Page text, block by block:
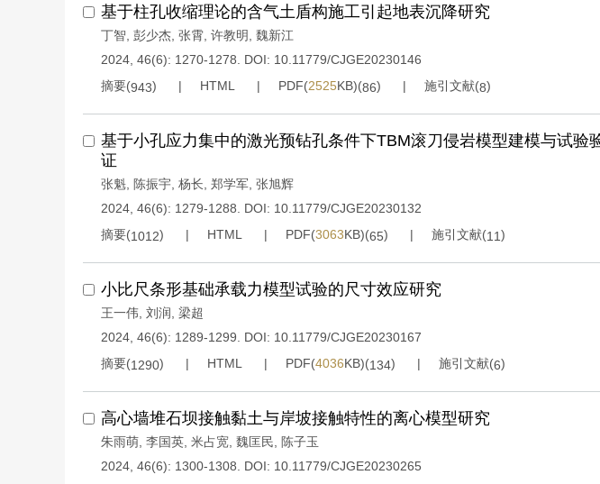
基于柱孔收缩理论的含气土盾构施工引起地表沉降研究
丁智 彭少杰 张霄 许教明
魏新江
2024, 46(6): 1270-1278.
DOI: 10.11779/CJGE20230146
摘要(943) HTML PDF(2525KB)(86) 施引文献(8)
基于小孔应力集中的激光预钻孔条件下TBM滚刀侵岩模型建模与试验
证
张魁 陈振宇 杨长 郑学军 张旭辉
2024, 46(6): 1279-1288.
DOI: 10.11779/CJGE20230132
摘要(1012) HTML PDF(3063KB)(65) 施引文献(11)
小比尺条形基础承载力模型试验的尺寸效应研究
王一伟 刘润 梁超
2024, 46(6): 1289-1299.
DOI: 10.11779/CJGE20230167
摘要(1290) HTML PDF(4036KB)(134) 施引文献(6)
高心墙堆石坝接触黏土与岸坡接触特性的离心模型研究
朱雨萌 李国英 米占宽 魏匡民
陈子玉
2024, 46(6): 1300-1308.
DOI: 10.11779/CJGE20230265